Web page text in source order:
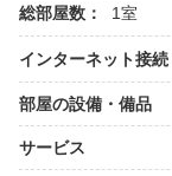
総部屋数： 1室
インターネット接続
部屋の設備・備品
サービス